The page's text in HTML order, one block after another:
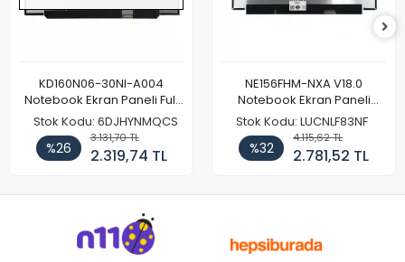
KD160N06-30NI-A004
Notebook Ekran Paneli Full
HD
Stok Kodu: 6DJHYNMQCS
%26
3.131,70 TL
2.319,74 TL
NE156FHM-NXA V18.0
Notebook Ekran Paneli
144Hz
Stok Kodu: LUCNLF83NF
%32
4.115,62 TL
2.781,52 TL